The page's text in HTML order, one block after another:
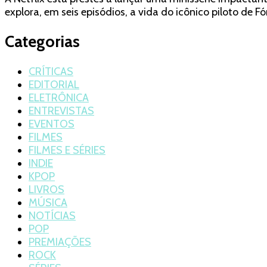
explora, em seis episódios, a vida do icônico piloto de
Categorias
CRÍTICAS
EDITORIAL
ELETRÔNICA
ENTREVISTAS
EVENTOS
FILMES
FILMES E SÉRIES
INDIE
KPOP
LIVROS
MÚSICA
NOTÍCIAS
POP
PREMIAÇÕES
ROCK